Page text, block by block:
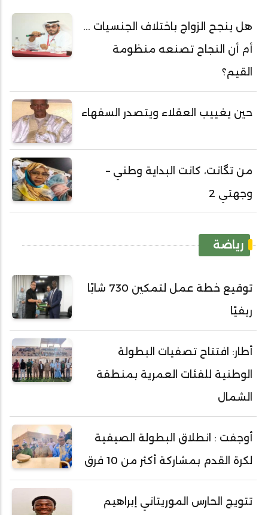
هل ينجح الزواج باختلاف الجنسيات ...
أم أن النجاح تصنعه منظومة
القيم؟
حين يغييب العقلاء ويتصدر السفهاء
من تگانت، كانت البداية وطني –
وجهتي 2
رياضة
توقيع خطة عمل لتمكين 730 شابًا
ريفيًا
أطار: افتتاح تصفيات البطولة
الوطنية للفئات العمرية بمنطقة
الشمال
أوجفت : انطلاق البطولة الصيفية
لكرة القدم بمشاركة أكثر من 10 فرق
تتويج الحارس الموريتاني إبراهيم